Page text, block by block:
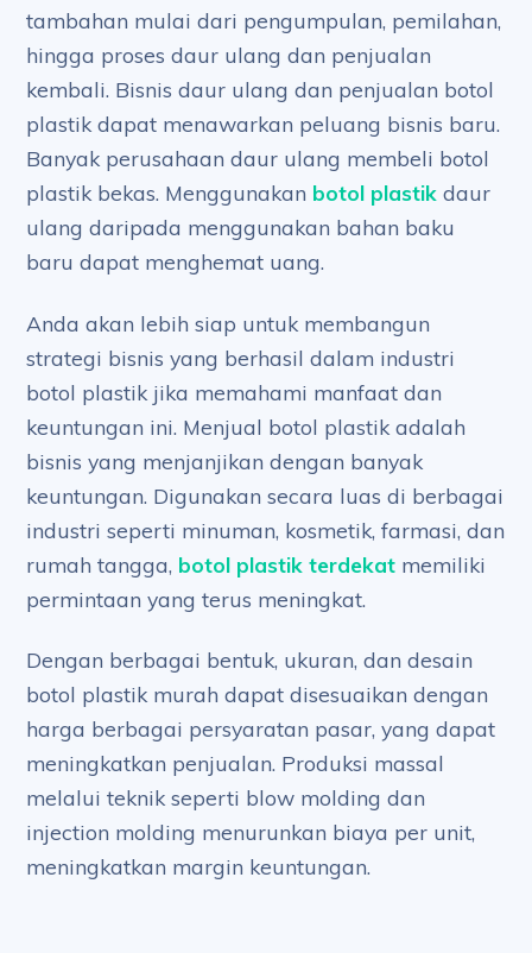
tambahan mulai dari pengumpulan, pemilahan,
hingga proses daur ulang dan penjualan
kembali. Bisnis daur ulang dan penjualan botol
plastik dapat menawarkan peluang bisnis baru.
Banyak perusahaan daur ulang membeli botol
plastik bekas. Menggunakan botol plastik daur
ulang daripada menggunakan bahan baku
baru dapat menghemat uang.
Anda akan lebih siap untuk membangun
strategi bisnis yang berhasil dalam industri
botol plastik jika memahami manfaat dan
keuntungan ini. Menjual botol plastik adalah
bisnis yang menjanjikan dengan banyak
keuntungan. Digunakan secara luas di berbagai
industri seperti minuman, kosmetik, farmasi, dan
rumah tangga, botol plastik terdekat memiliki
permintaan yang terus meningkat.
Dengan berbagai bentuk, ukuran, dan desain
botol plastik murah dapat disesuaikan dengan
harga berbagai persyaratan pasar, yang dapat
meningkatkan penjualan. Produksi massal
melalui teknik seperti blow molding dan
injection molding menurunkan biaya per unit,
meningkatkan margin keuntungan.